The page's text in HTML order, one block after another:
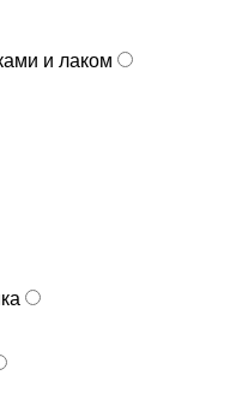
и лаком